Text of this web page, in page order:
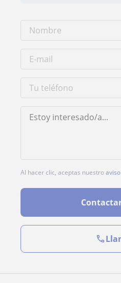
Al hacer clic, aceptas nuestro